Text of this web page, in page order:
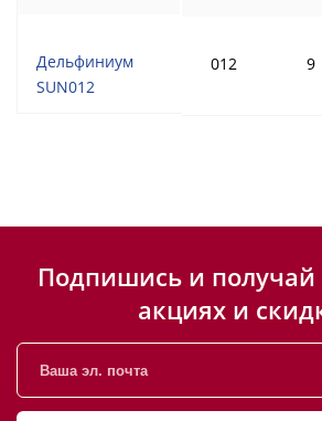
Дельфиниум
SUN012
012 9
Подпишись и получай
акциях и